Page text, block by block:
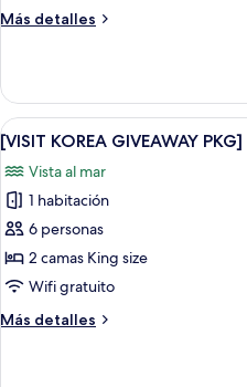
Más detalles
Más
cuádruple
familiar
Abrir
todas
las
fotos
de
[VISIT
KOREA
PKG]
14
[VISIT KOREA GIVEAWAY
Vista al mar
1 habitación
6 personas
2 camas King size
Wifi gratuito
Más detalles
Más